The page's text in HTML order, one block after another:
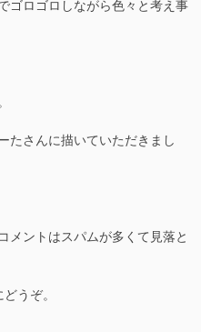
ゴロゴロしながら色々と考え事
たさんに描いていただきまし
メントはスパムが多くて見落と
うぞ。